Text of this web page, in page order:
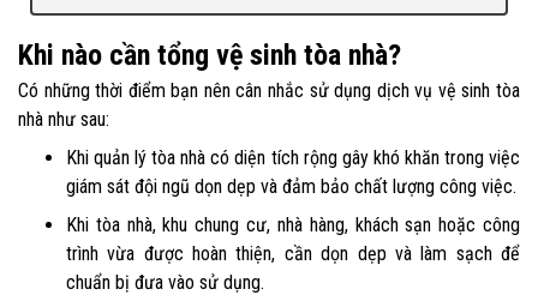
Khi nào cần tổng vệ sinh tòa nhà?
Có những thời điểm bạn nên cân nhắc sử dụng dịch vụ vệ sinh tòa
nhà như sau:
Khi quản lý tòa nhà có diện tích rộng gây khó khăn trong việc
giám sát đội ngũ dọn dẹp và đảm bảo chất lượng công việc.
Khi tòa nhà, khu chung cư, nhà hàng, khách sạn hoặc công
trình vừa được hoàn thiện, cần dọn dẹp và làm sạch để
chuẩn bị đưa vào sử dụng.